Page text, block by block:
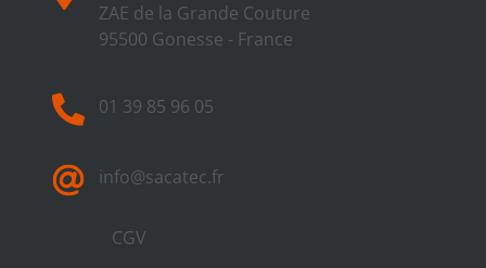
ZAE de la Grande Couture
95500 Gonesse - France
01 39 85 96 05
info@sacatec.fr
CGV